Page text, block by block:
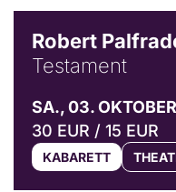
Robert
Testament
SA., 03.
30 EUR / 15 EUR
KABARETT